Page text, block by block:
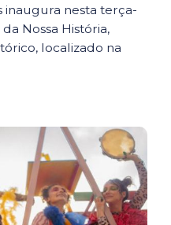
inaugura nesta terça-
da Nossa História,
localizado na